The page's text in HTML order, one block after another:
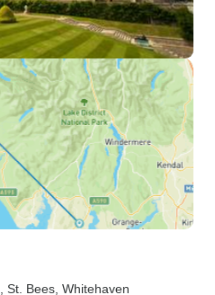
, St. Bees , Whitehaven